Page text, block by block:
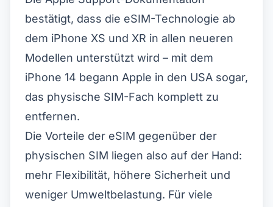
bestätigt, dass die eSIM-Technologie ab
dem iPhone XS und XR in allen neueren
Modellen unterstützt wird – mit dem
iPhone 14 begann Apple in den USA sogar,
das physische SIM-Fach komplett zu
entfernen.
Die Vorteile der eSIM gegenüber der
physischen SIM liegen also auf der Hand:
mehr Flexibilität, höhere Sicherheit und
weniger Umweltbelastung. Für viele